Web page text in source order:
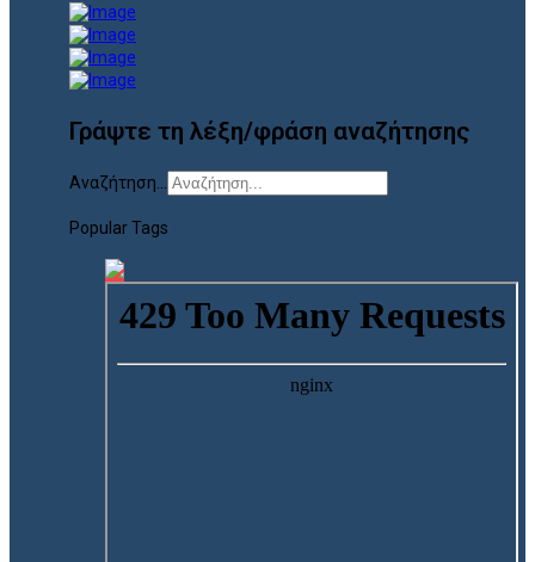
Γράψτε τη λέξη/φράση αναζήτησης
Αναζήτηση...
Popular Tags